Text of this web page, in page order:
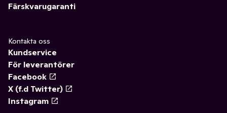
Färskvarugaranti
Kontakta oss
Kundservice
För leverantörer
Facebook
X (f.d Twitter)
Instagram